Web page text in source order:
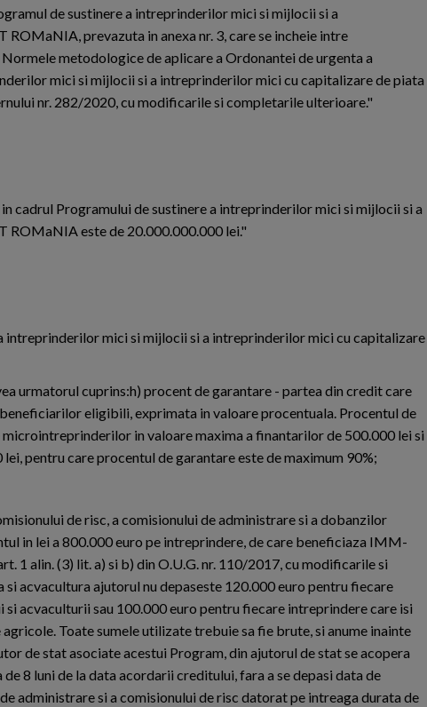
de sustinere a intreprinderilor mici si mijlocii si a
prevazuta in anexa nr. 3, care se incheie intre
metodologice de aplicare a Ordonantei de urgenta a
mici si mijlocii si a intreprinderilor mici cu capitalizare de piata
nr. 282/2020, cu modificarile si completarile ulterioare."
cadrul Programului de sustinere a intreprinderilor mici si mijlocii si a
este de 20.000.000.000 lei."
intreprinderilor mici si mijlocii si a intreprinderilor mici cu capitalizare
urmatorul cuprins:h) procent de garantare - partea din credit care
eligibili, exprimata in valoare procentuala. Procentul de
in valoare maxima a finantarilor de 500.000 lei si
pentru care procentul de garantare este de maximum 90%;
de risc, a comisionului de administrare si a dobanzilor
in lei a 800.000 euro pe intreprindere, de care beneficiaza IMM-
alin. (3) lit. a) si b) din O.U.G. nr. 110/2017, cu modificarile si
acvacultura ajutorul nu depaseste 120.000 euro pentru fiecare
acvaculturii sau 100.000 euro pentru fiecare intreprindere care isi
Toate sumele utilizate trebuie sa fie brute, si anume inainte
de stat asociate acestui Program, din ajutorul de stat se acopera
8 luni de la data acordarii creditului, fara a se depasi data de
administrare si a comisionului de risc datorat pe intreaga durata de